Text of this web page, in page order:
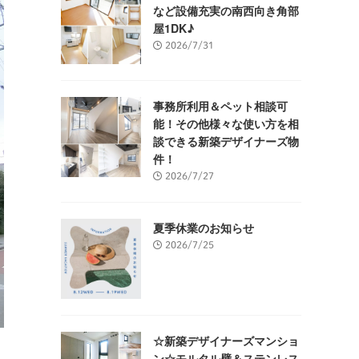
など設備充実の南西向き角部
屋1DK♪
2026/7/31
事務所利用＆ペット相談可
能！その他様々な使い方を相
談できる新築デザイナーズ物
件！
2026/7/27
夏季休業のお知らせ
2026/7/25
☆新築デザイナーズマンショ